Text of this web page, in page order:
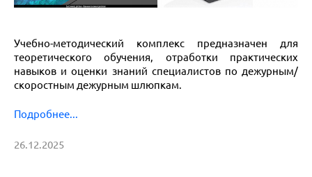
Учебно-методический комплекс предназначен для
теоретического обучения, отработки практических
навыков и оценки знаний специалистов по дежурным/
скоростным дежурным шлюпкам.
Подробнее...
26.12.2025